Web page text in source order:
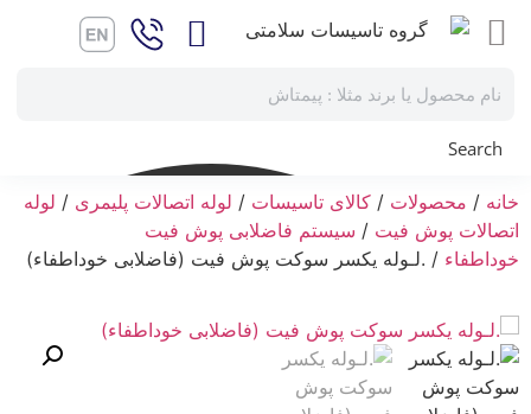
Search
خانه / محصولات / کالای تاسیسات / لوله اتصالات پلیمری / لوله
اتصالات پوش فیت / سیستم فاضلابی پوش فیت
خوداطفاء / .لـوله یکسر سوکت پوش فیت (فاضلابی خوداطفاء)